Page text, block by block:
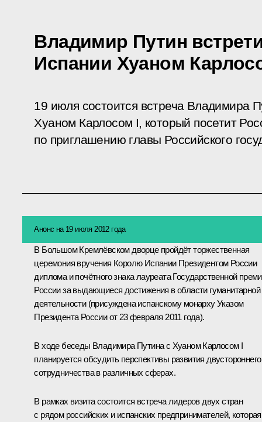
Владимир Путин
Испании Хуаном
19 июля состоится встреча Владимира
Хуаном Карлосом I, который посетит
по приглашению главы Российского
Анонс на 19 июля 2012 года
В Большом Кремлёвском дворце пройдёт торжественная
церемония вручения Королю Испании Президентом России
диплома и почётного знака лауреата Государственной
России за выдающиеся достижения в области гуманитарной
деятельности (присуждена испанскому монарху Указом
Президента России от 23 февраля 2011 года).
В ходе беседы Владимира Путина с Хуаном Карлосом I
планируется обсудить перспективы развития двустороннего
сотрудничества в различных сферах.
В рамках визита состоится встреча лидеров двух стран
с рядом российских и испанских предпринимателей, которая